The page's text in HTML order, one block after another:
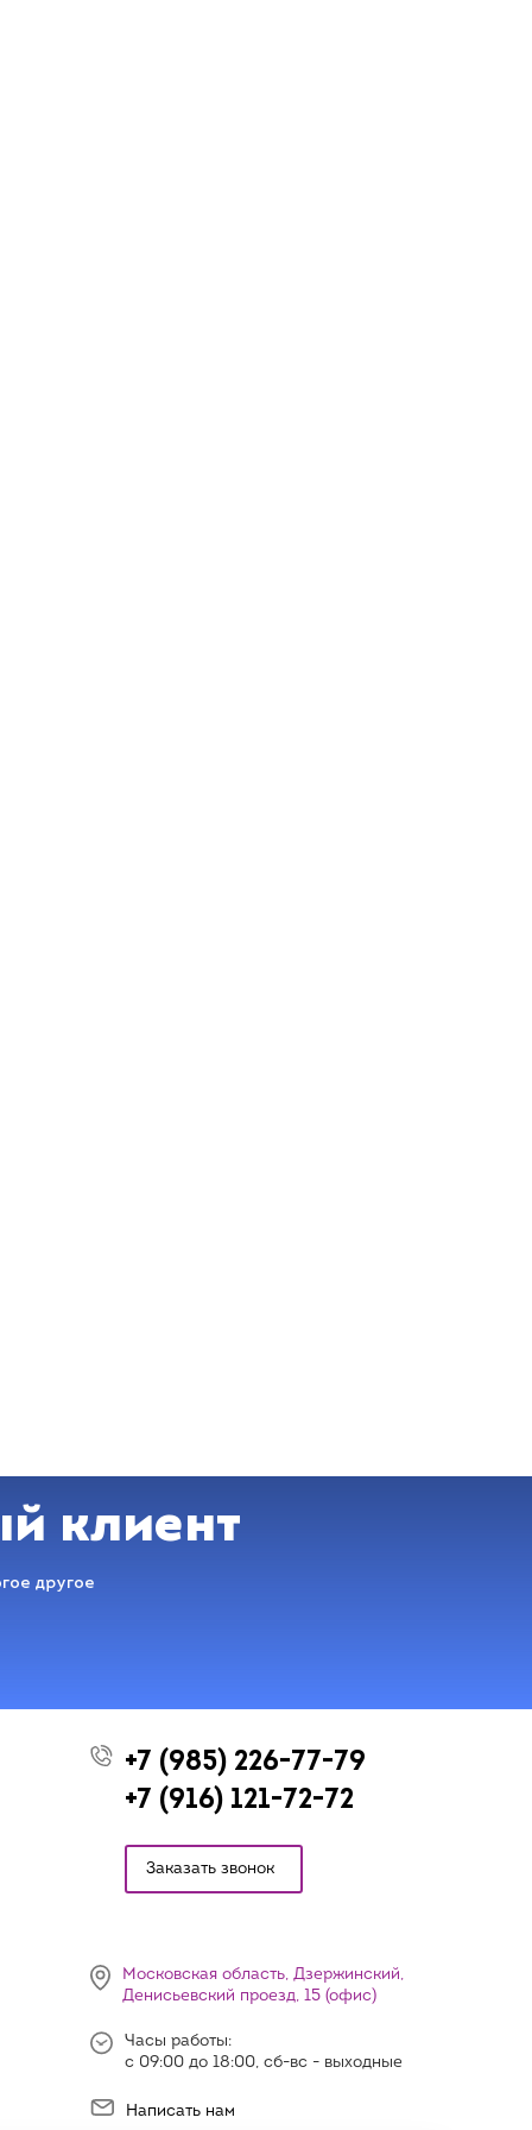
клиент
другое
+7 (985) 226-77-79
+7 (916) 121-72-72
Заказать звонок
Московская область, Дзержинский,
Денисьевский проезд, 15 (офис)
Часы работы:
с 09:00 до 18:00, сб-вс - выходные
Написать нам